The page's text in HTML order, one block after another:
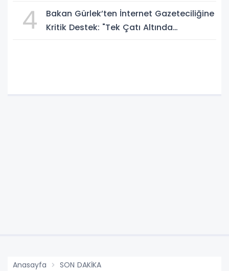
4
Bakan Gürlek’ten İnternet Gazeteciliğine
Kritik Destek: "Tek Çatı Altında
Anasayfa SON DAKİKA